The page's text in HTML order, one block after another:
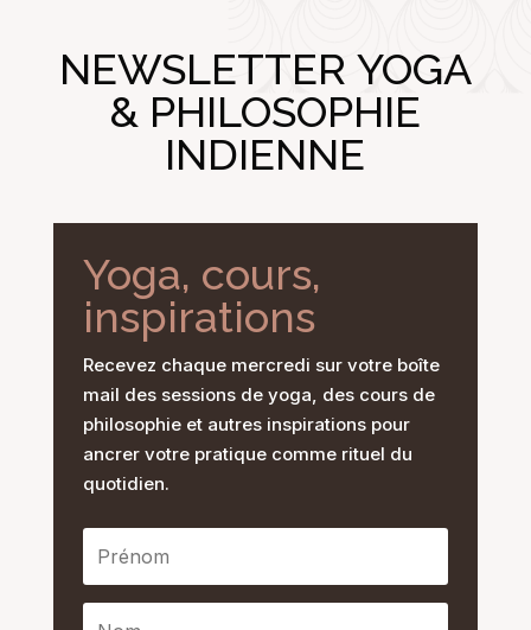
NEWSLETTER YOGA
& PHILOSOPHIE
INDIENNE
Yoga, cours,
inspirations
Recevez chaque mercredi sur votre boîte
mail des sessions de yoga, des cours de
philosophie et autres inspirations pour
ancrer votre pratique comme rituel du
quotidien.